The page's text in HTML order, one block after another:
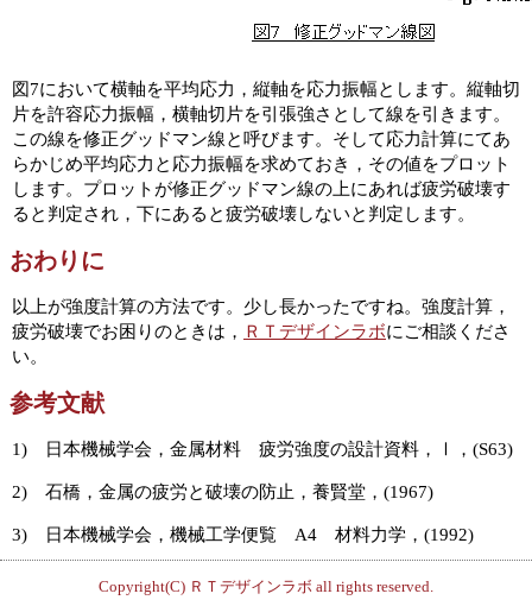
図7において横軸を平均応力，縦軸を応力振幅とします。縦軸切
片を許容応力振幅，横軸切片を引張強さとして線を引きます。
この線を修正グッドマン線と呼びます。そして応力計算にてあ
らかじめ平均応力と応力振幅を求めておき，その値をプロット
します。プロットが修正グッドマン線の上にあれば疲労破壊す
ると判定され，下にあると疲労破壊しないと判定します。
おわりに
以上が強度計算の方法です。少し長かったですね。強度計算，
疲労破壊でお困りのときは， ＲＴデザインラボにご相談くださ
い。
参考文献
1) 日本機械学会，金属材料 疲労強度の設計資料，Ⅰ，(S63)
2) 石橋，金属の疲労と破壊の防止，養賢堂，(1967)
3) 日本機械学会，機械工学便覧 A4 材料力学，(1992)
Copyright(C) ＲＴデザインラボ all rights reserved.